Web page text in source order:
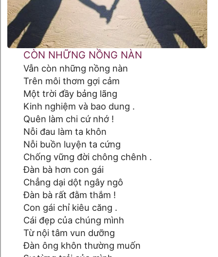
CÒN NHỮNG NỒNG NÀN
Vẫn còn những nồng nàn
Trên môi thơm gợi cảm
Một trời đầy bảng lãng
Kinh nghiệm và bao dung .
Quên làm chi cứ nhớ !
Nỗi đau làm ta khôn
Nỗi buồn luyện ta cứng
Chống vững đời chông chênh .
Đàn bà hơn con gái
Chẳng dại dột ngây ngô
Đàn bà rất đằm thắm !
Con gái chỉ kiêu căng .
Cái đẹp của chúng mình
Từ nội tâm vun dưỡng
Đàn ông khôn thường muốn